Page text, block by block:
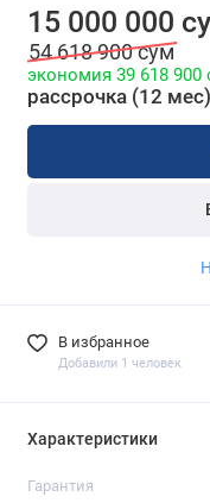
15 000 000
54 618 900 сум
экономия 39 618 900
рассрочка (12
В избранное
Добавили 1 человек
Характеристики
Гарантия